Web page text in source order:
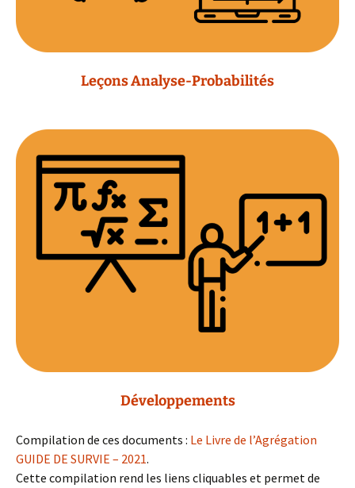
Leçons Analyse-Probabilités
Développements
Compilation de ces documents : Le Livre de l’Agrégation
GUIDE DE SURVIE – 2021.
Cette compilation rend les liens cliquables et permet de